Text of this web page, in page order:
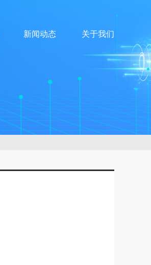
新闻动态 关于我们